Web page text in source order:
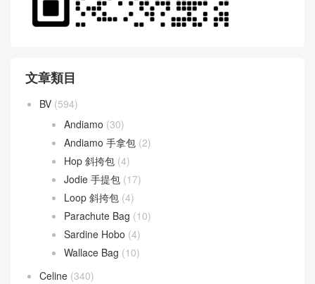
文章類目
BV (594)
Andiamo (30)
Andiamo 手拿包 (2)
Hop 斜挎包 (4)
Jodie 手提包 (17)
Loop 斜挎包 (4)
Parachute Bag (10)
Sardine Hobo (4)
Wallace Bag (10)
Celine (340)